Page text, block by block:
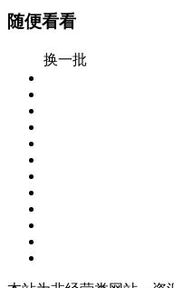
随便看看
换一批